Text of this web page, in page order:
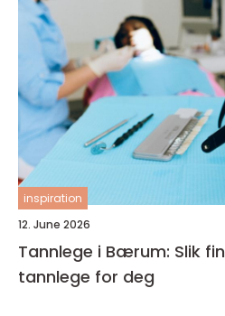
inspiration
12. June 2026
Tannlege i Bærum: Slik
tannlege for deg